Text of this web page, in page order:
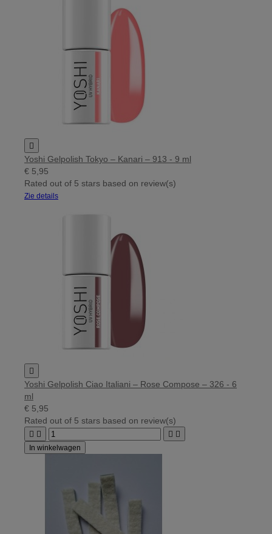

Yoshi Gelpolish Tokyo – Kanari – 913 - 9 ml
€ 5,95
Rated out of 5 stars based on review(s)
Zie details

Yoshi Gelpolish Ciao Italiani – Rose Compose – 326 - 6
ml
€ 5,95
Rated out of 5 stars based on review(s)
   
In winkelwagen